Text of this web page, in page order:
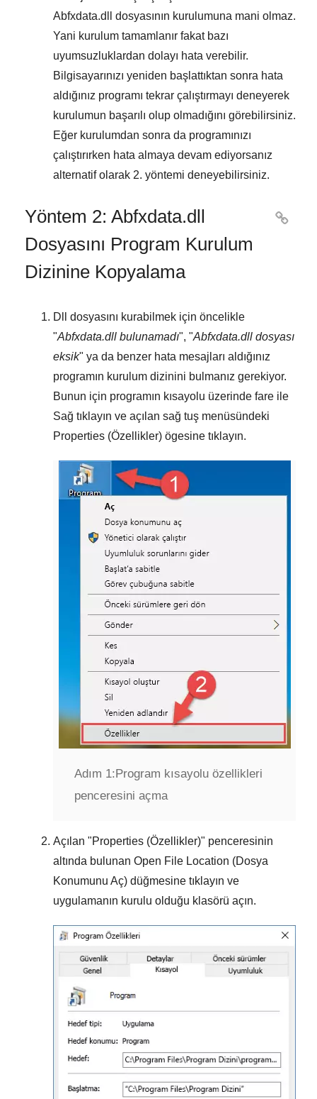
Abfxdata.dll
dosyasının kurulumuna mani olmaz.
Yani kurulum tamamlanır fakat bazı
uyumsuzluklardan dolayı hata verebilir.
Bilgisayarınızı yeniden başlattıktan sonra hata
aldığınız programı tekrar çalıştırmayı deneyerek
kurulumun başarılı olup olmadığını görebilirsiniz.
Eğer kurulumdan sonra da programınızı
çalıştırırken hata almaya devam ediyorsanız
alternatif olarak 2. yöntemi deneyebilirsiniz.
Yöntem 2: Abfxdata.dll
Dosyasını Program Kurulum
Dizinine Kopyalama

Dll dosyasını kurabilmek için öncelikle
"Abfxdata.dll bulunamadı", "Abfxdata.dll dosyası
eksik" ya da benzer hata mesajları aldığınız
programın kurulum dizinini bulmanız gerekiyor.
Bunun için programın kısayolu üzerinde fare ile
Sağ tıklayın ve açılan sağ tuş menüsündeki
Properties (Özellikler) ögesine tıklayın.
Adım 1:Program kısayolu özellikleri
penceresini açma
Açılan "Properties (Özellikler)" penceresinin
altında bulunan Open File Location (Dosya
Konumunu Aç) düğmesine tıklayın ve
uygulamanın kurulu olduğu klasörü açın.